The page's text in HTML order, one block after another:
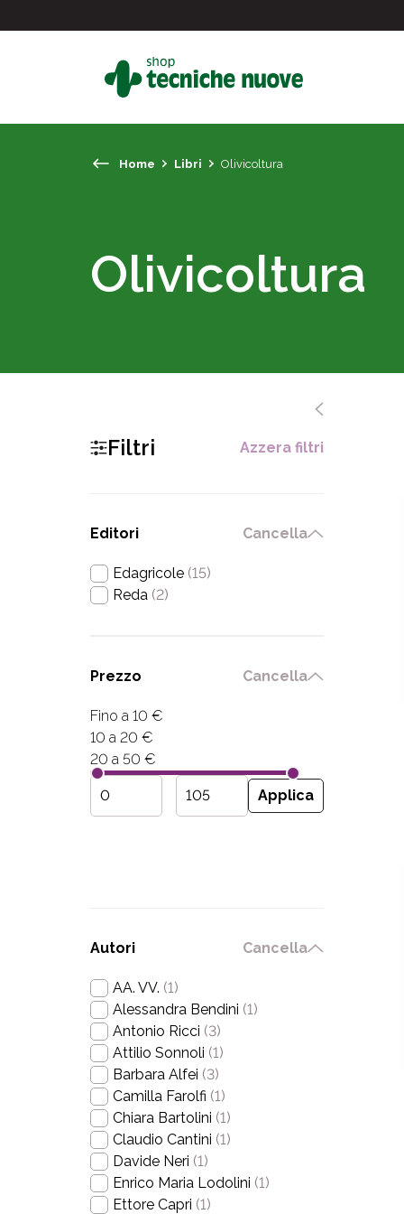
Home Libri Olivicoltura
Olivicoltura
Filtri Azzera filtri
Editori Cancella
Edagricole (15)
Reda (2)
Prezzo Cancella
Fino a 10 €
10 a 20 €
20 a 50 €
Applica
Autori Cancella
AA. VV. (1)
Alessandra Bendini (1)
Antonio Ricci (3)
Attilio Sonnoli (1)
Barbara Alfei (3)
Camilla Farolfi (1)
Chiara Bartolini (1)
Claudio Cantini (1)
Davide Neri (1)
Enrico Maria Lodolini (1)
Ettore Capri (1)